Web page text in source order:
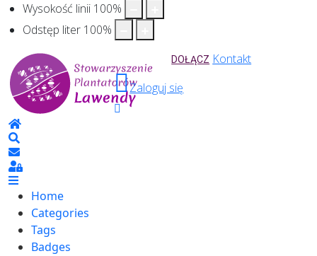
Wysokość linii 100%
Odstęp liter 100%
DOŁĄCZ Kontakt
Zaloguj się
Home
Sign In
Home
Categories
Tags
Badges